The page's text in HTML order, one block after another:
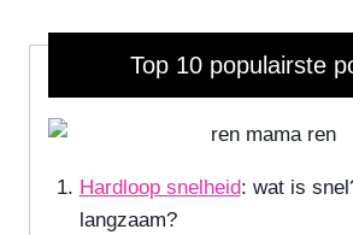
Top 10 populairste
Hardloop snelheid: wat is
langzaam?